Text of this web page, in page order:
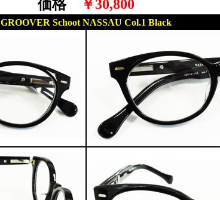
価格￥30,800
GROOVER Schoot NASSAU Col.1 Black